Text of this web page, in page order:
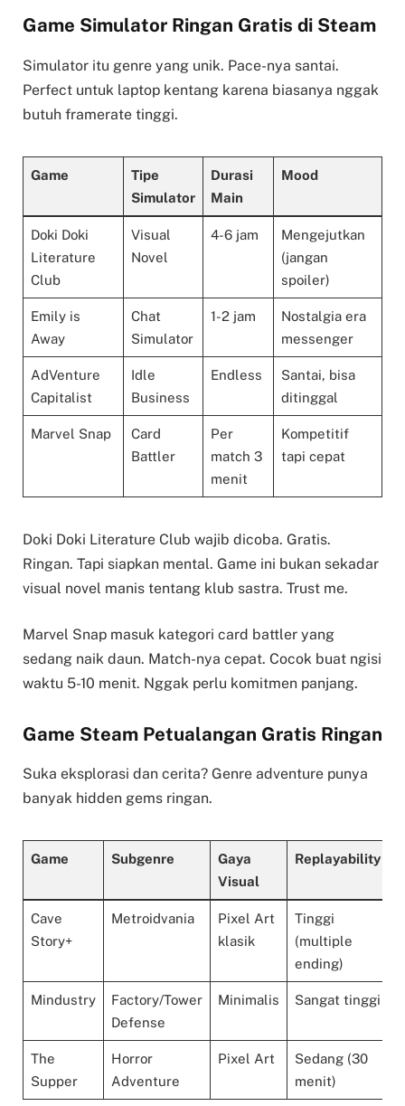
Game Simulator Ringan Gratis di Steam
Simulator itu genre yang unik. Pace-nya santai.
Perfect untuk laptop kentang karena biasanya nggak
butuh framerate tinggi.
Game
Tipe
Simulator
Durasi
Main
Mood
Doki Doki
Literature
Club
Visual
Novel
4-6 jam
Mengejutkan
(jangan
spoiler)
Emily is
Away
Chat
Simulator
1-2 jam
Nostalgia era
messenger
AdVenture
Capitalist
Idle
Business
Endless
Santai, bisa
ditinggal
Marvel Snap
Card
Battler
Per
match 3
menit
Kompetitif
tapi cepat
Doki Doki Literature Club wajib dicoba. Gratis.
Ringan. Tapi siapkan mental. Game ini bukan sekadar
visual novel manis tentang klub sastra. Trust me.
Marvel Snap masuk kategori card battler yang
sedang naik daun. Match-nya cepat. Cocok buat ngisi
waktu 5-10 menit. Nggak perlu komitmen panjang.
Game Steam Petualangan Gratis Ringan
Suka eksplorasi dan cerita? Genre adventure punya
banyak hidden gems ringan.
Game Subgenre
Gaya
Visual
Replayability
Cave
Story+
Metroidvania
Pixel Art
klasik
Tinggi
(multiple
ending)
Mindustry
Factory/Tower
Defense
Minimalis Sangat tinggi
The
Supper
Horror
Adventure
Pixel Art
Sedang (30
menit)